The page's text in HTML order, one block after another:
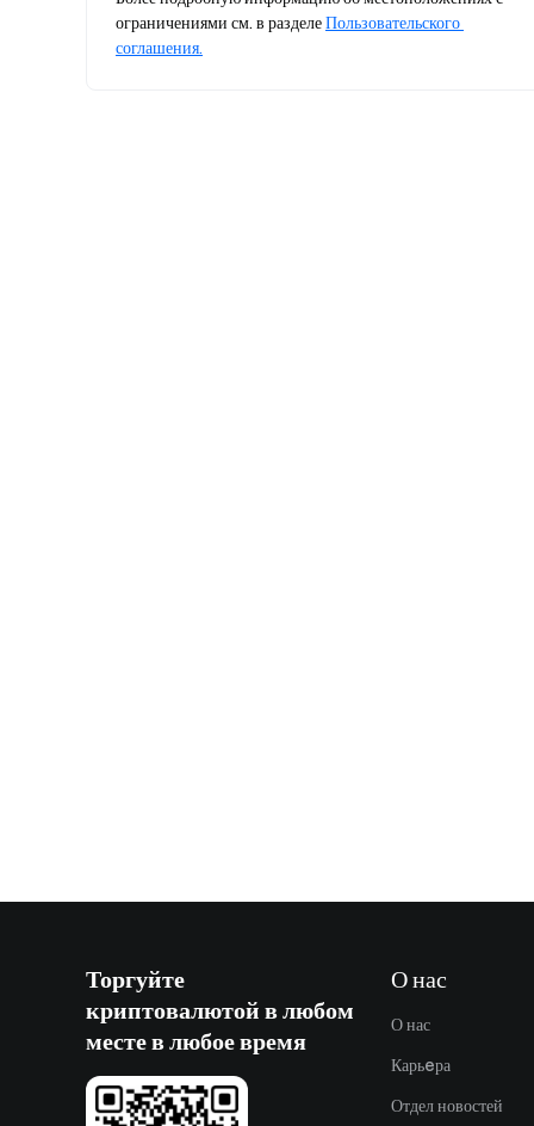
ограничениями см. в разделе Пользовательского
соглашения.
Торгуйте
криптовалютой в любом
месте в любое время
О нас
О нас
Карьeра
Отдел новостей